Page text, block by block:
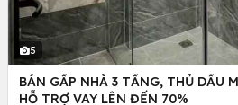
5
BÁN GẤP NHÀ 3 TẦNG, THỦ DẦU
HỖ TRỢ VAY LÊN ĐẾN 70%